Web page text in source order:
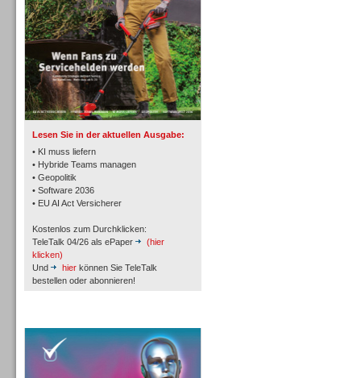
Lesen Sie in der aktuellen Ausgabe:
• KI muss liefern
• Hybride Teams managen
• Geopolitik
• Software 2036
• EU AI Act Versicherer
Kostenlos zum Durchklicken:
TeleTalk 04/26 als ePaper
(hier
klicken)
Und
hier können Sie TeleTalk
bestellen oder abonnieren!
TK- und ACD-Systeme
Workforce-Management